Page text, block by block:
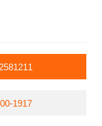
1917